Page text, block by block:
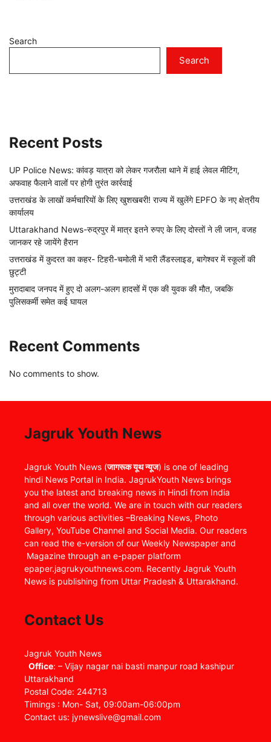
Search
Search
Recent Posts
UP Police News: कांवड़ यात्रा को लेकर गजरौला थाने में हाई लेवल मीटिंग,
अफवाह फैलाने वालों पर होगी तुरंत कार्रवाई
उत्तराखंड के लाखों कर्मचारियों के लिए खुशखबरी! राज्य में खुलेंगे EPFO के नए क्षेत्रीय
कार्यालय
Uttarakhand News-रुद्रपुर में मात्र इतने रुपए के लिए दोस्तों ने ली जान, वजह
जानकर रहे जायेंगे हैरान
उत्तराखंड में कुदरत का कहर- टिहरी-चमोली में भारी लैंडस्लाइड, बागेश्वर में स्कूलों की
छुट्टी
मुरादाबाद जनपद में हुए दो अलग-अलग हादसों में एक की युवक की मौत, जबकि
पुलिसकर्मी समेत कई घायल
Recent Comments
No comments to show.
Jagruk Youth News
Jagruk Youth News (जागरूक यूथ न्यूज) is one of leading
hindi News Portal in India. JagrukYouth News brings
you the latest and breaking news in Hindi from India
and all over the world. We are in touch with our readers
through various activities –Breaking News, Photo
Gallery, YouTube Channel and Social Media. Our readers
can read the e-version of our Weekly Newspaper and
Magazine through an e-paper platform
epaper.jagrukyouthnews.com. Recently Jagruk Youth
News is publishing from Uttar Pradesh & Uttarakhand.
Contact Us
Jagruk Youth News
Office: – Vijay nagar nai basti manpur road kashipur
Uttarakhand
Postal Code: 244713
Timings : Mon- Sat, 09:00am-06:00pm
Contact us: jynewslive@gmail.com